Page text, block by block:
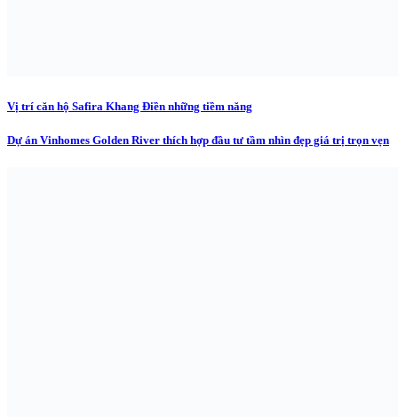
Vị trí căn hộ Safira Khang Điền những tiềm năng
Dự án Vinhomes Golden River thích hợp đầu tư tầm nhìn đẹp giá trị trọn vẹn